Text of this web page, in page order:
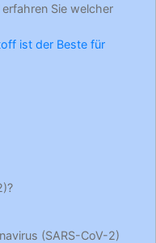
erfahren Sie welcher
ist der Beste für
(SARS-CoV-2)